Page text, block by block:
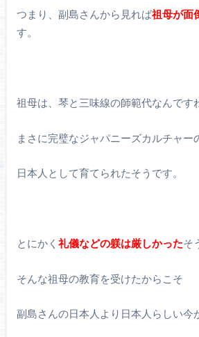
つまり、副島さんから見れば祖母が面
す。
祖母は、琴と三味線の師範代なんです
まさに完璧なジャパニーズカルチャー
日本人として育てられたそうです。
とにかく 礼儀などの躾は厳しかったそ
そんな祖母の教育を受けたからこそ
副島さんの日本人より日本人らしい今